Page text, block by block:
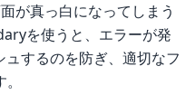
が真っ白になってしまう
を使うと、エラーが発
するのを防ぎ、適切なフ